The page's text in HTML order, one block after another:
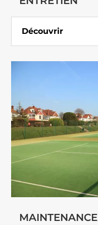
Découvrir
MAINTENANCE